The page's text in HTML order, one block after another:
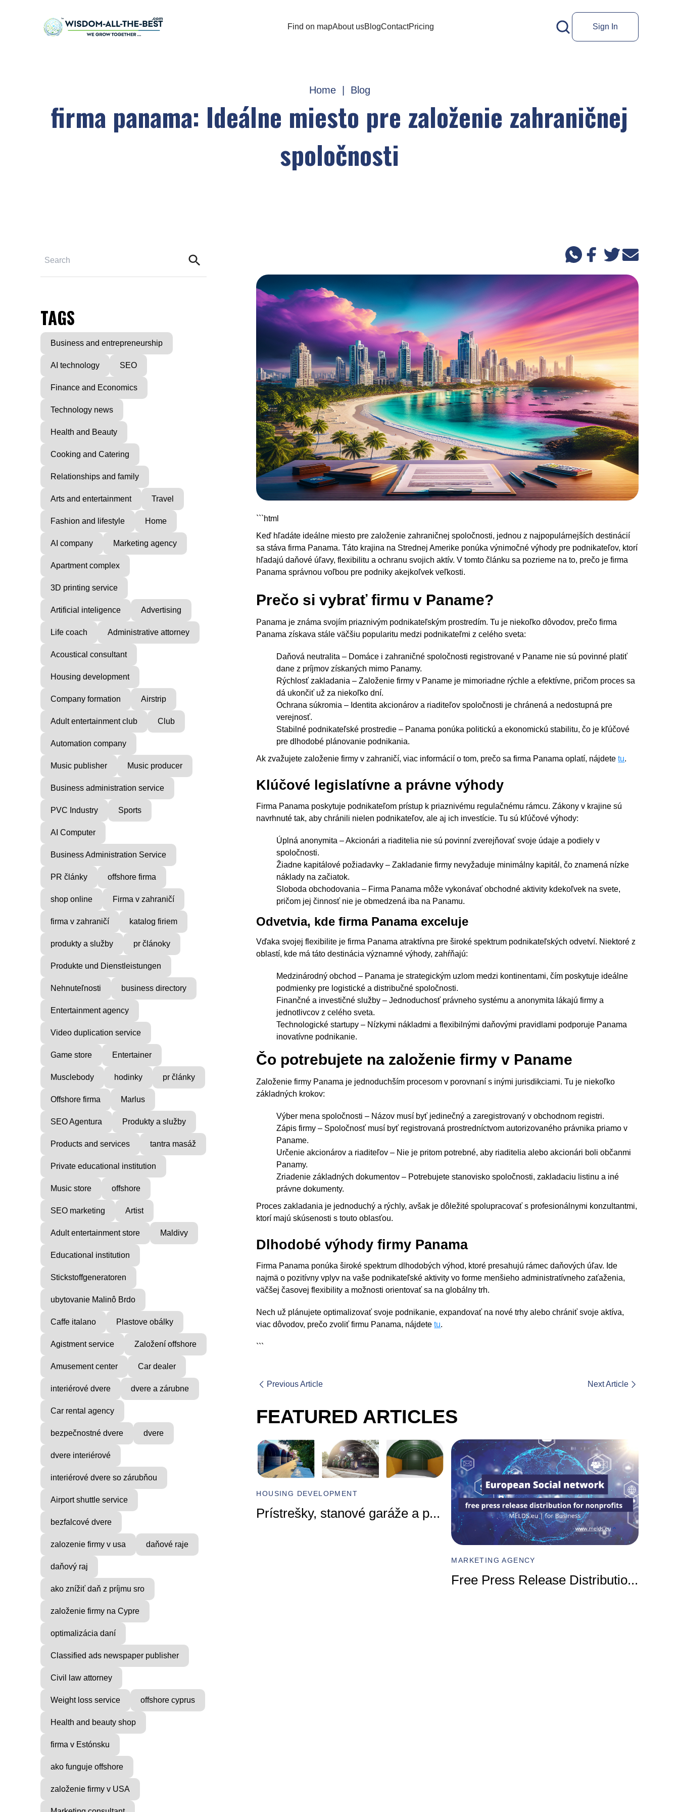
Find on mapAbout usBlogContactPricing Sign In
Home| Blog
firma panama: Ideálne miesto pre založenie zahraničnej
spoločnosti
TAGS
Business and entrepreneurship
AI technology SEO
Finance and Economics
Technology news
Health and Beauty
Cooking and Catering
Relationships and family
Arts and entertainment Travel
Fashion and lifestyle Home
AI company Marketing agency
Apartment complex
3D printing service
Artificial inteligence Advertising
Life coach Administrative attorney
Acoustical consultant
Housing development
Company formation Airstrip
Adult entertainment club Club
Automation company
Music publisher Music producer
Business administration service
PVC Industry Sports
AI Computer
Business Administration Service
PR články offshore firma
shop online Firma v zahraničí
firma v zahraničí katalog firiem
produkty a služby pr článoky
Produkte und Dienstleistungen
Nehnuteľnosti business directory
Entertainment agency
Video duplication service
Game store Entertainer
Musclebody hodinky pr články
Offshore firma Marlus
SEO Agentura Produkty a služby
Products and services tantra masáž
Private educational institution
Music store offshore
SEO marketing Artist
Adult entertainment store Maldivy
Educational institution
Stickstoffgeneratoren
ubytovanie Malinô Brdo
Caffe italano Plastove obálky
Agistment service Založení offshore
Amusement center Car dealer
interiérové dvere dvere a zárubne
Car rental agency
bezpečnostné dvere dvere
dvere interiérové
interiérové dvere so zárubňou
Airport shuttle service
bezfalcové dvere
zalozenie firmy v usa daňové raje
daňový raj
ako znížiť daň z príjmu sro
založenie firmy na Cypre
optimalizácia daní
Classified ads newspaper publisher
Civil law attorney
Weight loss service offshore cyprus
Health and beauty shop
firma v Estónsku
ako funguje offshore
založenie firmy v USA
```html
Keď hľadáte ideálne miesto pre založenie zahraničnej spoločnosti, jednou z najpopulárnejších destinácií
sa stáva firma Panama. Táto krajina na Strednej Amerike ponúka výnimočné výhody pre podnikateľov, ktorí
hľadajú daňové úľavy, flexibilitu a ochranu svojich aktív. V tomto článku sa pozrieme na to, prečo je firma
Panama správnou voľbou pre podniky akejkoľvek veľkosti.
Prečo si vybrať firmu v Paname?
Panama je známa svojím priaznivým podnikateľským prostredím. Tu je niekoľko dôvodov, prečo firma
Panama získava stále väčšiu popularitu medzi podnikateľmi z celého sveta:
Daňová neutralita – Domáce i zahraničné spoločnosti registrované v Paname nie sú povinné platiť
dane z príjmov získaných mimo Panamy.
Rýchlosť zakladania – Založenie firmy v Paname je mimoriadne rýchle a efektívne, pričom proces sa
dá ukončiť už za niekoľko dní.
Ochrana súkromia – Identita akcionárov a riaditeľov spoločnosti je chránená a nedostupná pre
verejnosť.
Stabilné podnikateľské prostredie – Panama ponúka politickú a ekonomickú stabilitu, čo je kľúčové
pre dlhodobé plánovanie podnikania.
Ak zvažujete založenie firmy v zahraničí, viac informácií o tom, prečo sa firma Panama oplatí, nájdetetu.
Klúčové legislatívne a právne výhody
Firma Panama poskytuje podnikateľom prístup k priaznivému regulačnému rámcu. Zákony v krajine sú
navrhnuté tak, aby chránili nielen podnikateľov, ale aj ich investície. Tu sú kľúčové výhody:
Úplná anonymita – Akcionári a riaditelia nie sú povinní zverejňovať svoje údaje a podiely v
spoločnosti.
Žiadne kapitálové požiadavky – Zakladanie firmy nevyžaduje minimálny kapitál, čo znamená nízke
náklady na začiatok.
Sloboda obchodovania – Firma Panama môže vykonávať obchodné aktivity kdekoľvek na svete,
pričom jej činnosť nie je obmedzená iba na Panamu.
Odvetvia, kde firma Panama exceluje
Vďaka svojej flexibilite je firma Panama atraktívna pre široké spektrum podnikateľských odvetví. Niektoré z
oblastí, kde má táto destinácia významné výhody, zahŕňajú:
Medzinárodný obchod – Panama je strategickým uzlom medzi kontinentami, čím poskytuje ideálne
podmienky pre logistické a distribučné spoločnosti.
Finančné a investičné služby – Jednoduchosť právneho systému a anonymita lákajú firmy a
jednotlivcov z celého sveta.
Technologické startupy – Nízkymi nákladmi a flexibilnými daňovými pravidlami podporuje Panama
inovatívne podnikanie.
Čo potrebujete na založenie firmy v Paname
Založenie firmy Panama je jednoduchším procesom v porovnaní s inými jurisdikciami. Tu je niekoľko
základných krokov:
Výber mena spoločnosti – Názov musí byť jedinečný a zaregistrovaný v obchodnom registri.
Zápis firmy – Spoločnosť musí byť registrovaná prostredníctvom autorizovaného právnika priamo v
Paname.
Určenie akcionárov a riaditeľov – Nie je pritom potrebné, aby riaditelia alebo akcionári boli občanmi
Panamy.
Zriadenie základných dokumentov – Potrebujete stanovisko spoločnosti, zakladaciu listinu a iné
právne dokumenty.
Proces zakladania je jednoduchý a rýchly, avšak je dôležité spolupracovať s profesionálnymi konzultantmi,
ktorí majú skúsenosti s touto oblasťou.
Dlhodobé výhody firmy Panama
Firma Panama ponúka široké spektrum dlhodobých výhod, ktoré presahujú rámec daňových úľav. Ide
najmä o pozitívny vplyv na vaše podnikateľské aktivity vo forme menšieho administratívneho zaťaženia,
väčšej časovej flexibility a možnosti orientovať sa na globálny trh.
Nech už plánujete optimalizovať svoje podnikanie, expandovať na nové trhy alebo chrániť svoje aktíva,
viac dôvodov, prečo zvoliť firmu Panama, nájdetetu.
```
Previous Article Next Article
FEATURED ARTICLES
MUSIC PRODUCER
Find Inner Peace with Raul
Cie...
HOUSING DEVELOPMENT
Prístrešky, stanové garáže a p...
MARKETING AGENCY
Free Press Release Distributio...